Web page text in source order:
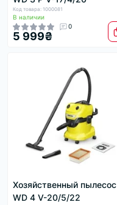
Код товара: 1000081
В наличии
0
5 999₴
Хозяйственный пылесос
WD 4 V-20/5/22